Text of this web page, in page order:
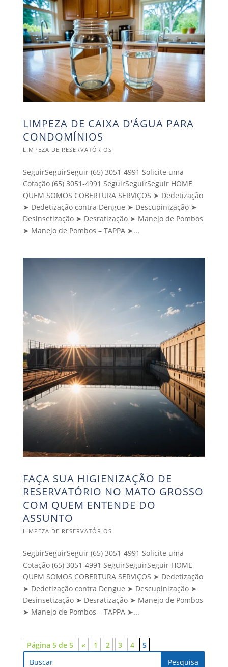
LIMPEZA DE CAIXA D’ÁGUA PARA
CONDOMÍNIOS
LIMPEZA DE RESERVATÓRIOS
SeguirSeguirSeguir (65) 3051-4991 Solicite uma
Cotação (65) 3051-4991 SeguirSeguirSeguir HOME
QUEM SOMOS COBERTURA SERVIÇOS ➤ Dedetização
➤ Dedetização contra Dengue ➤ Descupinização ➤
Desinsetização ➤ Desratização ➤ Manejo de Pombos
➤ Manejo de Pombos – TAPPA ➤...
FAÇA SUA HIGIENIZAÇÃO DE
RESERVATÓRIO NO MATO GROSSO
COM QUEM ENTENDE DO
ASSUNTO
LIMPEZA DE RESERVATÓRIOS
SeguirSeguirSeguir (65) 3051-4991 Solicite uma
Cotação (65) 3051-4991 SeguirSeguirSeguir HOME
QUEM SOMOS COBERTURA SERVIÇOS ➤ Dedetização
➤ Dedetização contra Dengue ➤ Descupinização ➤
Desinsetização ➤ Desratização ➤ Manejo de Pombos
➤ Manejo de Pombos – TAPPA ➤...
Página 5 de 5 « 1 2 3 4 5